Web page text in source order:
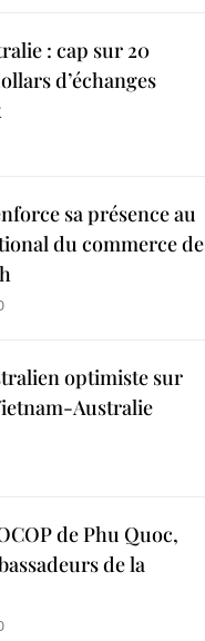
: cap sur 20
d’échanges
sa présence au
du commerce de
optimiste sur
Australie
de Phu Quoc,
de la